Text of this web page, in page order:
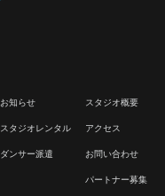
お知らせ
スタジオレンタル
ダンサー派遣
スタジオ概要
アクセス
お問い合わせ
パートナー募集